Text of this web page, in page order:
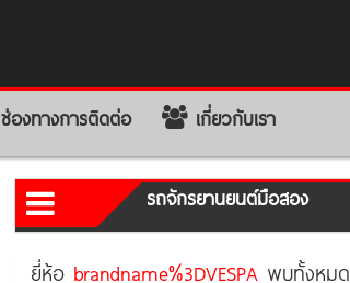
ช่องทางการติดต่อ เกี่ยวกับเรา
รถจักรยานยนต์มือสอง
ยี่ห้อ brandname%3DVESPA พบทั้งหมด